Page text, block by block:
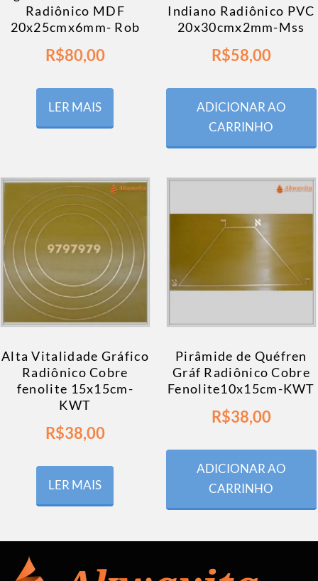
Radiônico MDF
20x25cmx6mm- Rob
R$80,00
LER MAIS
Indiano Radiônico PVC
20x30cmx2mm-Mss
R$58,00
ADICIONAR AO
CARRINHO
Alta Vitalidade Gráfico
Radiônico Cobre
fenolite 15x15cm-
KWT
R$38,00
LER MAIS
Pirâmide de Quéfren
Gráf Radiônico Cobre
Fenolite10x15cm-KWT
R$38,00
ADICIONAR AO
CARRINHO